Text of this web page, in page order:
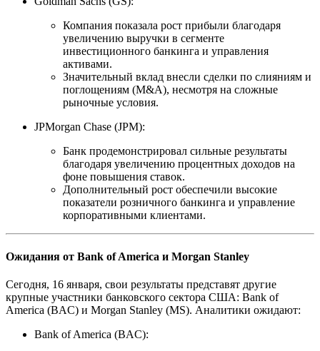
Компания показала рост прибыли благодаря
увеличению выручки в сегменте
инвестиционного банкинга и управления
активами.
Значительный вклад внесли сделки по слияниям и
поглощениям (M&A), несмотря на сложные
рыночные условия.
JPMorgan Chase (JPM):
Банк продемонстрировал сильные результаты
благодаря увеличению процентных доходов на
фоне повышения ставок.
Дополнительный рост обеспечили высокие
показатели розничного банкинга и управление
корпоративными клиентами.
Ожидания от Bank of America и Morgan Stanley
Сегодня, 16 января, свои результаты представят другие
крупные участники банковского сектора США: Bank of
America (BAC) и Morgan Stanley (MS). Аналитики ожидают:
Bank of America (BAC):